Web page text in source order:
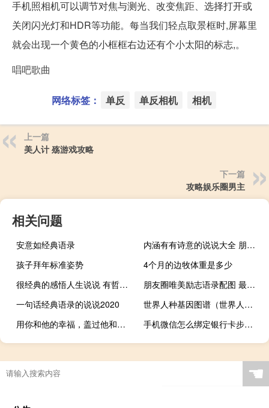
手机照相机可以调节对焦与测光、改变焦距、选择打开或
关闭闪光灯和HDR等功能。每当我们轻点取景框时,屏幕里
就会出现一个黄色的小框框右边还有个小太阳的标志,。
唱吧歌曲
网络标签： 单反 单反相机 相机
上一篇
美人计 殇游戏攻略
下一篇
攻略娱乐圈男主
相关问题
安意如经典语录
内涵有有诗意的说说大全 朋友圈配文诗意好听
孩子拜年标准姿势
4个月的边牧体重是多少
很经典的感悟人生说说 有哲理和道理的经典说说触人心弦
朋友圈唯美励志语录配图 最新一句话说说励志大全
一句话经典语录的说说2020
世界人种基因图谱（世界人种）
用你和他的幸福，盖过他和她的曾经
手机微信怎么绑定银行卡步骤（手机微信绑定银行卡怎么绑定）
☚